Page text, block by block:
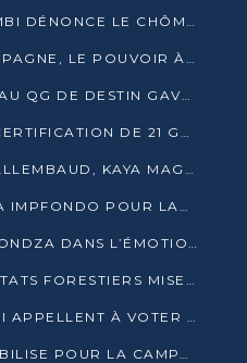
À SIBITI, JOSEPH KIGNOUMBI DÉNONCE LE CHÔMAGE ET LES DÉFAILLANCES DE L’ÉTAT
COUP D’ENVOI DE LA CAMPAGNE, LE POUVOIR À POINTE-NOIRE, L’OPPOSITION À OUESSO ET SIBITI
DES OUVRIERS TABASSÉS AU QG DE DESTIN GAVET À 24 HEURES DE L’OUVERTURE DE LA CAMPAGNE
AGL CONGO ENGAGE LA CERTIFICATION DE 21 GRUTIERS AUX NORMES INTERNATIONALES
DESTIN GAVET NOMME WALLEMBAUD, KAYA MAGANE, BOUDZIKA ET MBOUSSA-ELLAH AUX COMMANDES DE SA CAMPAGNE
DENIS SASSOU-NGUESSO À IMPFONDO POUR LANCER LE CORRIDOR 13
FIRMIN AYESSA INHUMÉ À ONDZA DANS L’ÉMOTION ET LE RECUEILLEMENT
BASSIN DU CONGO : LES ÉTATS FORESTIERS MISENT SUR LES MARCHÉS CARBONE
LES SAGES DE MOUYONDZI APPELLENT À VOTER DENIS SASSOU-NGUESSO
LE CLUB 2002-PUR SE MOBILISE POUR LA CAMPAGNE